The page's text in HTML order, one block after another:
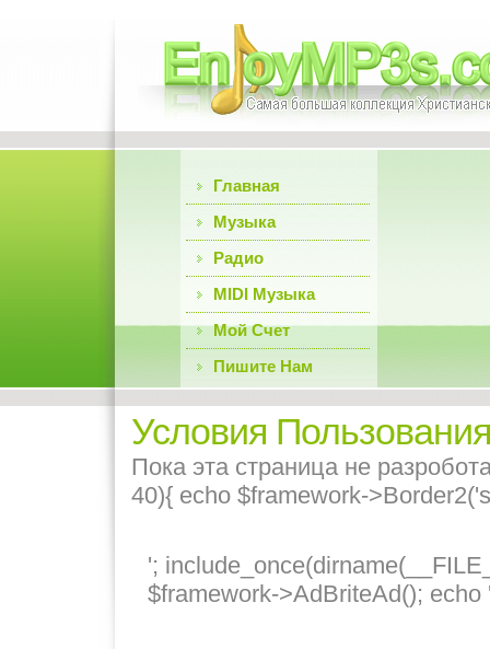
Главная
Музыка
Радио
MIDI Музыка
Мой Счет
Пишите Нам
Условия
Пока эта страница не
40){ echo $framework-
';
$framework->AdBriteAd(); echo